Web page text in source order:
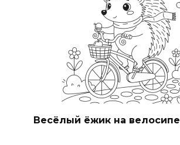
Весёлый ёжик на